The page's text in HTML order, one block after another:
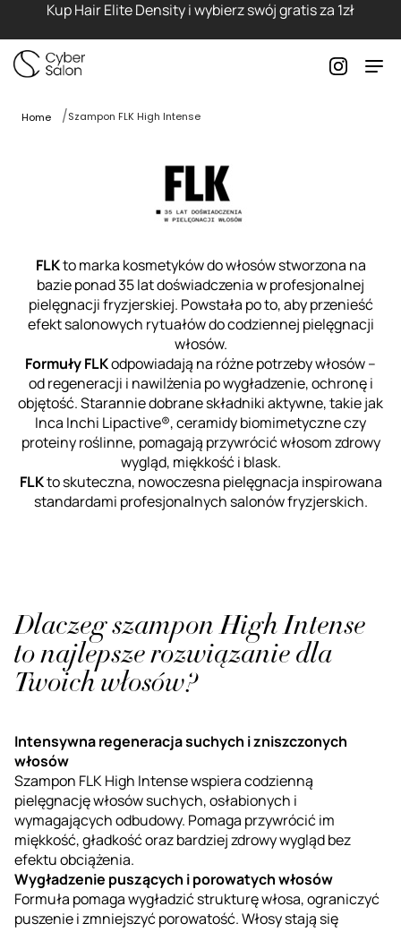
Kup Hair Elite Density i wybierz swój gratis za 1zł
Home Szampon FLK High Intense
FLKto marka kosmetyków do włosów stworzona na
bazie ponad 35 lat doświadczenia w profesjonalnej
pielęgnacji fryzjerskiej. Powstała po to, aby przenieść
efekt salonowych rytuałów do codziennej pielęgnacji
włosów.
Formuły FLKodpowiadają na różne potrzeby włosów –
od regeneracji i nawilżenia po wygładzenie, ochronę i
objętość. Starannie dobrane składniki aktywne, takie jak
Inca Inchi Lipactive®, ceramidy biomimetyczne czy
proteiny roślinne, pomagają przywrócić włosom zdrowy
wygląd, miękkość i blask.
FLKto skuteczna, nowoczesna pielęgnacja inspirowana
standardami profesjonalnych salonów fryzjerskich.
Dlaczeg szampon High Intense
to najlepsze rozwiązanie dla
Twoich włosów?
Intensywna regeneracja suchych i zniszczonych
włosów
Szampon FLK High Intense wspiera codzienną
pielęgnację włosów suchych, osłabionych i
wymagających odbudowy. Pomaga przywrócić im
miękkość, gładkość oraz bardziej zdrowy wygląd bez
efektu obciążenia.
Wygładzenie puszących i porowatych włosów
Formuła pomaga wygładzić strukturę włosa, ograniczyć
puszenie i zmniejszyć porowatość. Włosy stają się